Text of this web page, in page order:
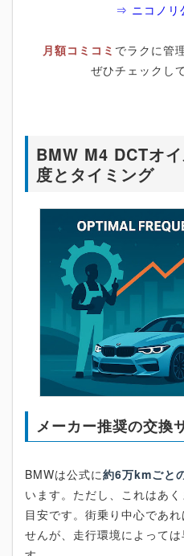
⇒ ニコノリ
月額コミコミ でラクに管
ぜひチェックし
BMW M4 DCTオ
度とタイミング
メーカー推奨の交換
BMWは公式に約6万kmごと
います。ただし、これはあ
目安です。街乗り中心であ
せんが、走行環境によって